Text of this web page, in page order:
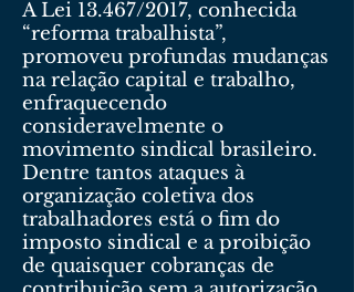
A Lei 13.467/2017, conhecida
“reforma trabalhista”,
promoveu profundas mudanças
na relação capital e trabalho,
enfraquecendo
consideravelmente o
movimento sindical brasileiro.
Dentre tantos ataques à
organização coletiva dos
trabalhadores está o fim do
imposto sindical e a proibição
de quaisquer cobranças de